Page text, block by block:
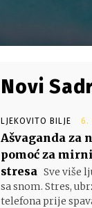
Novi
LJEKOVITO BILJE 6.
Ašvaganda za
pomoć za
stresa Sve više
sa snom. Stres,
telefona prije